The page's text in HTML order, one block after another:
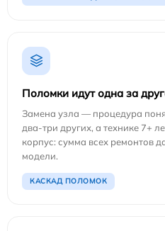
Поломки идут одна за
Замена узла — процедура
два-три других, а технике 7+
корпус: сумма всех ремонтов
модели.
КАСКАД ПОЛОМОК